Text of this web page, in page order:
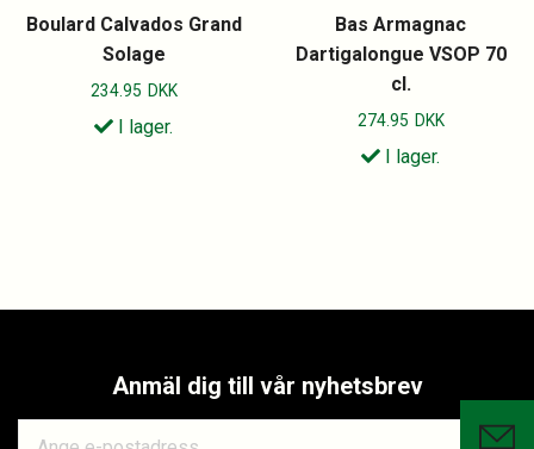
Boulard Calvados Grand
Solage
234.95 DKK
I lager.
Bas Armagnac
Dartigalongue VSOP 70
cl.
274.95 DKK
I lager.
Anmäl dig till vår nyhetsbrev